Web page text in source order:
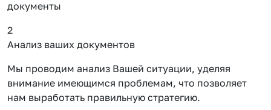
документы
2
Анализ ваших документов
Мы проводим анализ Вашей ситуации, уделяя
внимание имеющимся проблемам, что позволяет
нам выработать правильную стратегию.